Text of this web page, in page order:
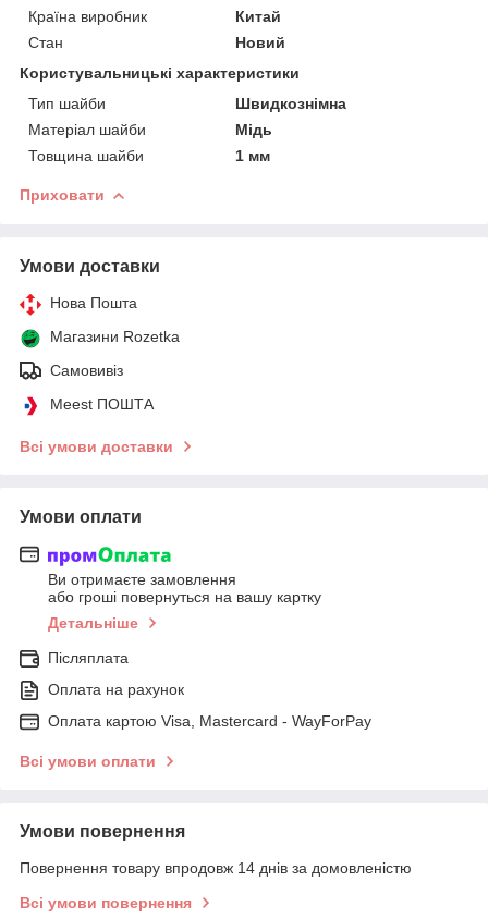
Країна виробник
Китай
Стан
Новий
Користувальницькі характеристики
Тип шайби
Швидкознімна
Матеріал шайби
Мідь
Товщина шайби
1 мм
Приховати
Умови доставки
Нова Пошта
Магазини Rozetka
Самовивіз
Meest ПОШТА
Всі умови доставки
Умови оплати
Ви отримаєте замовлення
або гроші повернуться на вашу картку
Детальніше
Післяплата
Оплата на рахунок
Оплата картою Visa, Mastercard - WayForPay
Всі умови оплати
Умови повернення
Повернення товару впродовж 14 днів за домовленістю
Всі умови повернення